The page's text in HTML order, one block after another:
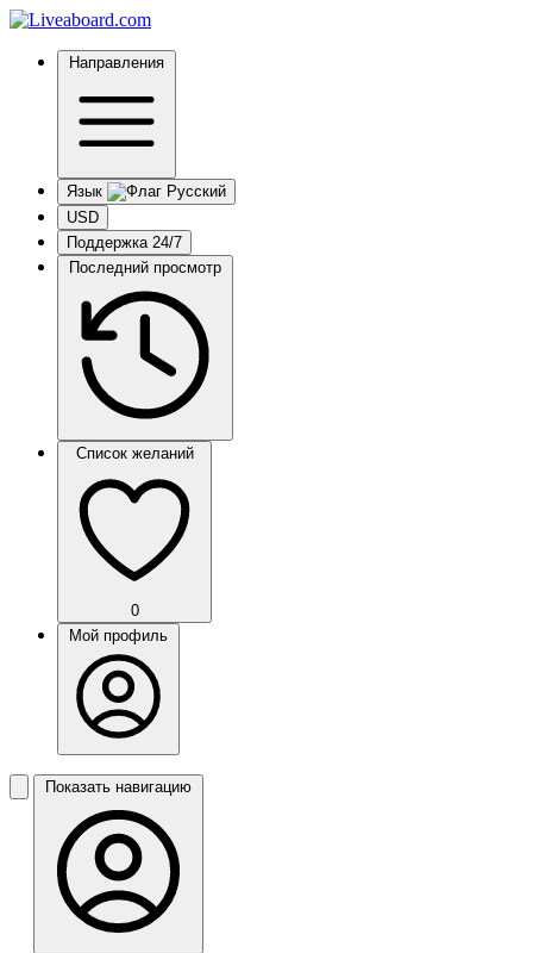
Направления
Язык
USD
Поддержка 24/7
Последний просмотр
Список желаний
0
Мой профиль
Показать навигацию